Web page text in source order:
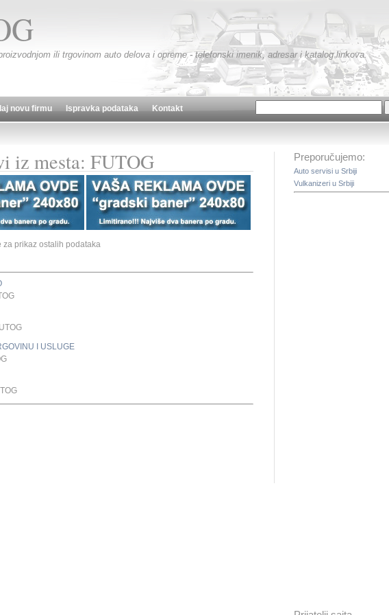
ili trgovinom auto delova i opreme - telefonski imenik, adresar i katalog linkova.
novu firmu Ispravka podataka Kontakt
iz mesta: FUTOG
za prikaz ostalih podataka
I USLUGE
Preporučujemo:
Auto servisi u Srbiji
Vulkanizeri u Srbiji